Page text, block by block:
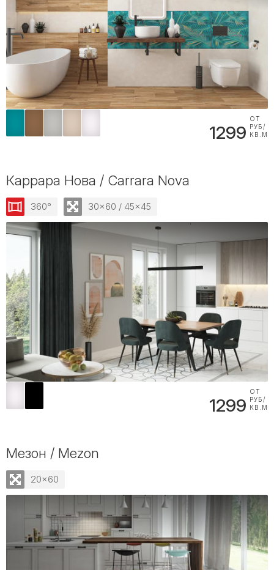
1299
ОТ
РУБ/
КВ.М
Каррара Нова / Carrara Nova
360° 30x60 / 45x45
1299
ОТ
РУБ/
КВ.М
Мезон / Mezon
20x60